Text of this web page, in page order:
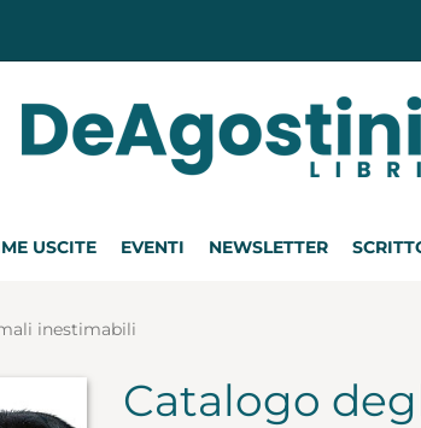
USCITE EVENTI NEWSLETTER
inestimabili
Catalogo